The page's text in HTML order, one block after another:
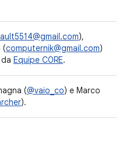
),
(computernik@gmail.com)
Equipe C0RE.
(@vaio_co) e Marco
).